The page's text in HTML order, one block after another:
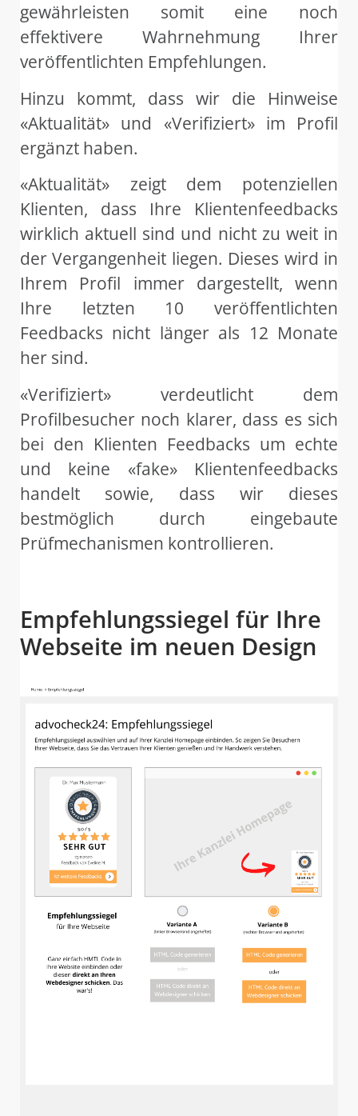
gewährleisten somit eine noch
effektivere Wahrnehmung Ihrer
veröffentlichten Empfehlungen.
Hinzu kommt, dass wir die Hinweise
«Aktualität» und «Verifiziert» im Profil
ergänzt haben.
«Aktualität» zeigt dem potenziellen
Klienten, dass Ihre Klientenfeedbacks
wirklich aktuell sind und nicht zu weit in
der Vergangenheit liegen. Dieses wird in
Ihrem Profil immer dargestellt, wenn
Ihre letzten 10 veröffentlichten
Feedbacks nicht länger als 12 Monate
her sind.
«Verifiziert» verdeutlicht dem
Profilbesucher noch klarer, dass es sich
bei den Klienten Feedbacks um echte
und keine «fake» Klientenfeedbacks
handelt sowie, dass wir dieses
bestmöglich durch eingebaute
Prüfmechanismen kontrollieren.
Empfehlungssiegel für Ihre
Webseite im neuen Design